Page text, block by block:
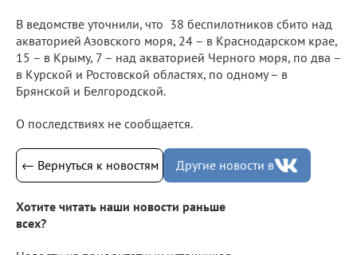
В ведомстве уточнили, что 38 беспилотников сбито над
акваторией Азовского моря, 24 – в Краснодарском крае,
15 – в Крыму, 7 – над акваторией Черного моря, по два –
в Курской и Ростовской областях, по одному – в
Брянской и Белгородской.
О последствиях не сообщается.
← Вернуться к новостям Другие новости в
Хотите читать наши новости раньше
всех?